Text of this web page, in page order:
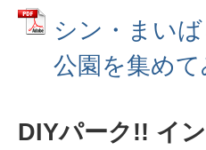
シン・まい
公園を集め
DIYパーク!! イ